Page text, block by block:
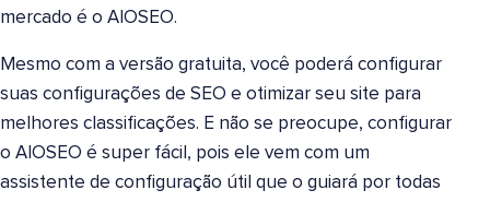
mercado é o AIOSEO.
Mesmo com a versão gratuita, você poderá configurar
suas configurações de SEO e otimizar seu site para
melhores classificações. E não se preocupe, configurar
o AIOSEO é super fácil, pois ele vem com um
assistente de configuração útil que o guiará por todas